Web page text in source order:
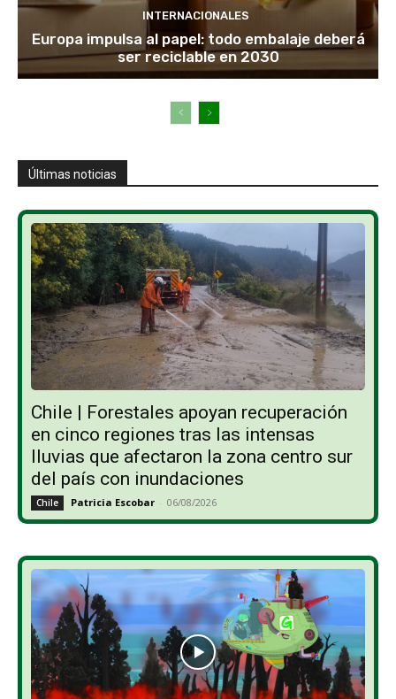
INTERNACIONALES
Europa impulsa al papel: todo embalaje deberá
ser reciclable en 2030
Últimas noticias
Chile | Forestales apoyan recuperación
en cinco regiones tras las intensas
lluvias que afectaron la zona centro sur
del país con inundaciones
Chile Patricia Escobar - 06/08/2026